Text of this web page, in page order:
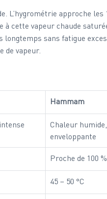
L’hygrométrie approche les
à cette vapeur chaude
sans fatigue
de vapeur.
Hammam
Chaleur
enveloppante
Proche de 100 %
45 – 50 °C